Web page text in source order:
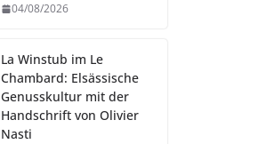
04/08/2026
La Winstub im Le
Chambard: Elsässische
Genusskultur mit der
Handschrift von Olivier
Nasti